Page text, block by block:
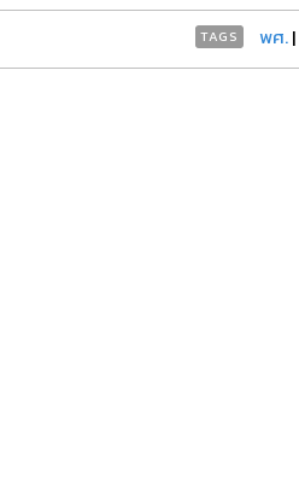
TAGS พศ.|